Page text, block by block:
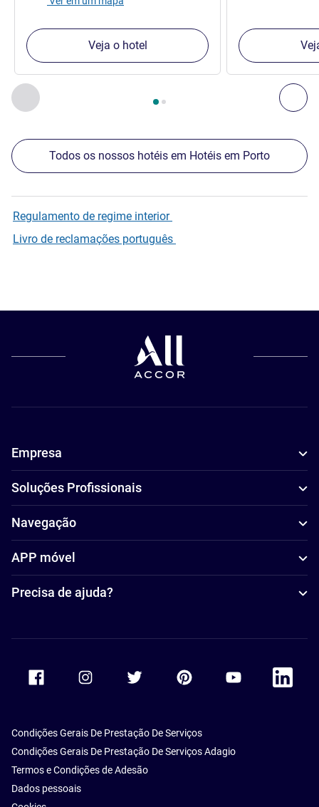
Anterior - Os nossos outros estabelecimentos nas
Página , Os nossos outros estabelecimentos nas
Veja o hotel
Todos os nossos hotéis em Hotéis em Porto
Regulamento de regime interior
Livro de reclamações português
Empresa
Soluções Profissionais
Navegação
APP móvel
Precisa de ajuda?
Accor Facebook Accor TwitterAccor PinterestAccor Youtube
Accor
Condições Gerais De Prestação De Serviços
Condições Gerais De Prestação De Serviços Adagio
Termos e Condições de Adesão
Dados pessoais